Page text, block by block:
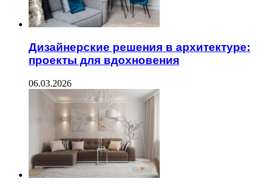
Дизайнерские решения в архитектуре:
проекты для вдохновения
06.03.2026